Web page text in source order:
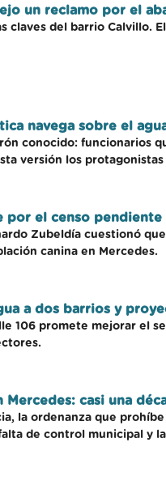
un reclamo por el
claves del barrio Calvillo.
navega sobre el
conocido: funcionarios
versión los
el censo pendiente
Zubeldía cuestionó
canina en Mercedes.
a dos barrios y
106 promete mejorar el
casi una
la ordenanza que
de control municipal y